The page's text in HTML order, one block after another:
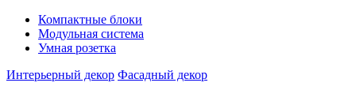
Компактные блоки
Модульная система
Умная розетка
Интерьерный декор Фасадный декор